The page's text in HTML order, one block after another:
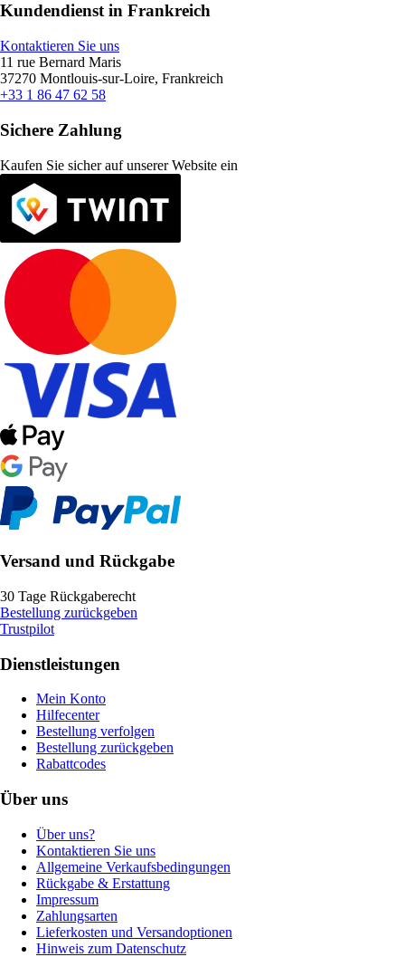
Kundendienst in Frankreich
Kontaktieren Sie uns
11 rue Bernard Maris
37270 Montlouis-sur-Loire, Frankreich
+33 1 86 47 62 58
Sichere Zahlung
Kaufen Sie sicher auf unserer Website ein
Versand und Rückgabe
30 Tage Rückgaberecht
Bestellung zurückgeben
Trustpilot
Dienstleistungen
Mein Konto
Hilfecenter
Bestellung verfolgen
Bestellung zurückgeben
Rabattcodes
Über uns
Über uns?
Kontaktieren Sie uns
Allgemeine Verkaufsbedingungen
Rückgabe & Erstattung
Impressum
Zahlungsarten
Lieferkosten und Versandoptionen
Hinweis zum Datenschutz